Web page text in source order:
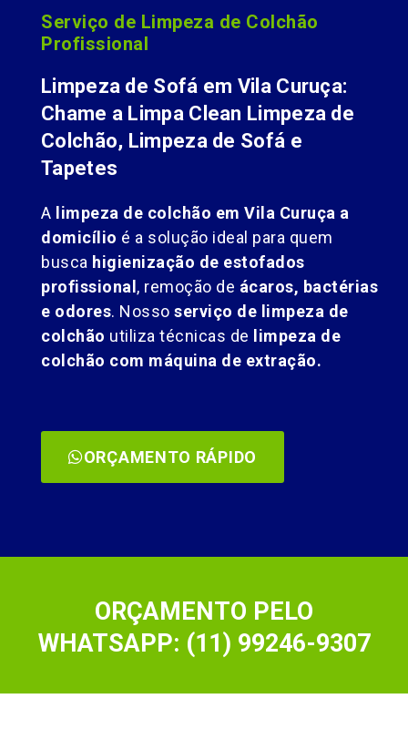
Serviço de Limpeza de Colchão
Profissional
Limpeza de Sofá em Vila Curuça:
Chame a Limpa Clean Limpeza de
Colchão, Limpeza de Sofá e
Tapetes
A limpeza de colchão em Vila Curuça a
domicílio é a solução ideal para quem
busca higienização de estofados
profissional, remoção de ácaros, bactérias
e odores. Nosso serviço de limpeza de
colchão utiliza técnicas de limpeza de
colchão com máquina de extração.
ORÇAMENTO RÁPIDO
ORÇAMENTO PELO
WHATSAPP: (11) 99246-9307